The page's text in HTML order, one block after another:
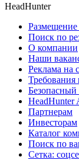
HeadHunter
Размещение
Поиск по
О компании
Наши
Реклама на
Безопасный
HeadHunter
Партнерам
Инвесторам
Каталог
Поиск по
Сетка: